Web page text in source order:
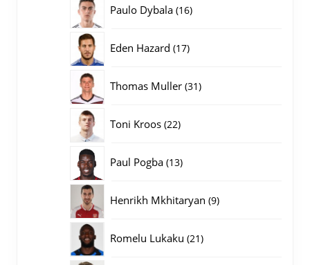
Paulo Dybala 1616
Eden Hazard 1717
Thomas Muller 3131
Toni Kroos 2222
Paul Pogba 1313
Henrikh Mkhitaryan 99
Romelu Lukaku 2121